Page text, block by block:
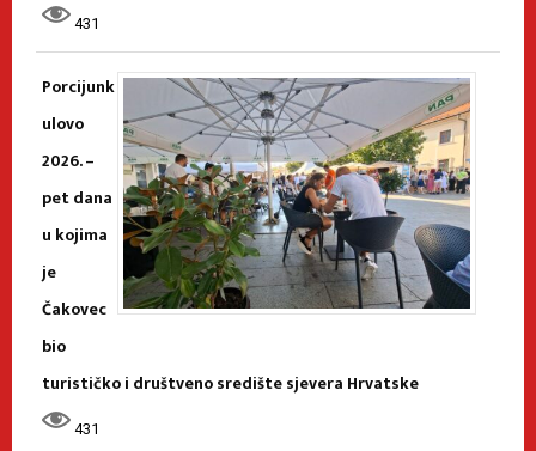
431
Porcijunk
ulovo
2026. –
pet dana
u kojima
je
Čakovec
bio
turističko i društveno središte sjevera Hrvatske
431